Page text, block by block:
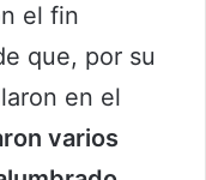
el fin
que, por su
en el
varios